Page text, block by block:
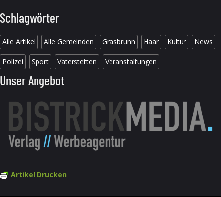
Schlagwörter
Alle Artikel Alle Gemeinden Grasbrunn Haar Kultur News
Polizei Sport Vaterstetten Veranstaltungen
Unser Angebot
Artikel Drucken